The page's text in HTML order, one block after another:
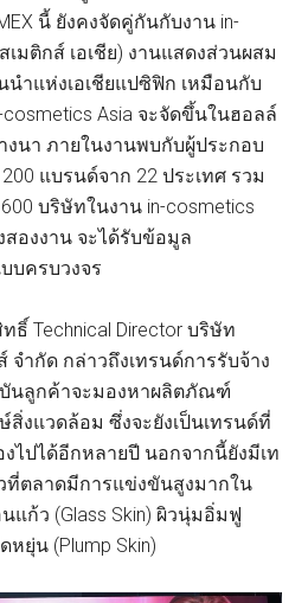
นี้ ยังคงจัดคู่กันกับงาน in-
มติกส์ เอเชีย) งานแสดงส่วนผสม
ำแห่งเอเชียแปซิฟิก เหมือนกับ
Asia จะจัดขึ้นในฮอลล์
งนา ภายในงานพบกับผู้ประกอบ
แบรนด์จาก 22 ประเทศ รวม
บริษัทในงาน in-cosmetics
องงาน จะได้รับข้อมูล
บครบวงจร
ธิ์ Technical Director บริษัท
ำกัด กล่าวถึงเทรนด์การรับจ้าง
บันลูกค้าจะมองหาผลิตภัณฑ์
สิ่งแวดล้อม ซึ่งจะยังเป็นเทรนด์ที่
ไปได้อีกหลายปี นอกจากนี้ยังมีเท
ที่ตลาดมีการแข่งขันสูงมากใน
ก้ว (Glass Skin) ผิวนุ่มอิ่มฟู
หยุ่น (Plump Skin)